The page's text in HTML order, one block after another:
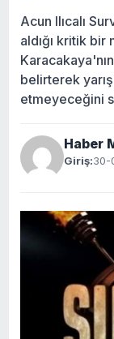
Acun Ilıcalı
aldığı kritik bir
belirterek
etmeyeceğini
Haber
Giriş:30-